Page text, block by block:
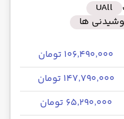
UAll
ها
۱۰۶٬۴۹۰٬۰۰۰ تومان
۱۴۷٬۷۹۰٬۰۰۰ تومان
۶۵٬۲۹۰٬۰۰۰ تومان